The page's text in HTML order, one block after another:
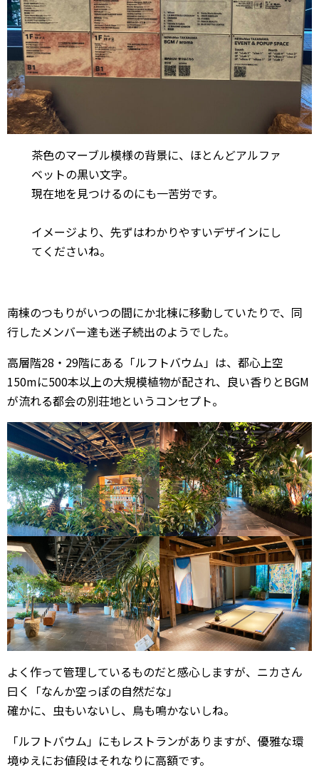
茶色のマーブル模様の背景に、ほとんどアルファ
ベットの黒い文字。
現在地を見つけるのにも一苦労です。
イメージより、先ずはわかりやすいデザインにし
てくださいね。
南棟のつもりがいつの間にか北棟に移動していたりで、同
行したメンバー達も迷子続出のようでした。
高層階28・29階にある「ルフトバウム」は、都心上空
150mに500本以上の大規模植物が配され、良い香りとBGM
が流れる都会の別荘地というコンセプト。
よく作って管理しているものだと感心しますが、ニカさん
曰く「なんか空っぽの自然だな」
確かに、虫もいないし、鳥も鳴かないしね。
「ルフトバウム」にもレストランがありますが、優雅な環
境ゆえにお値段はそれなりに高額です。